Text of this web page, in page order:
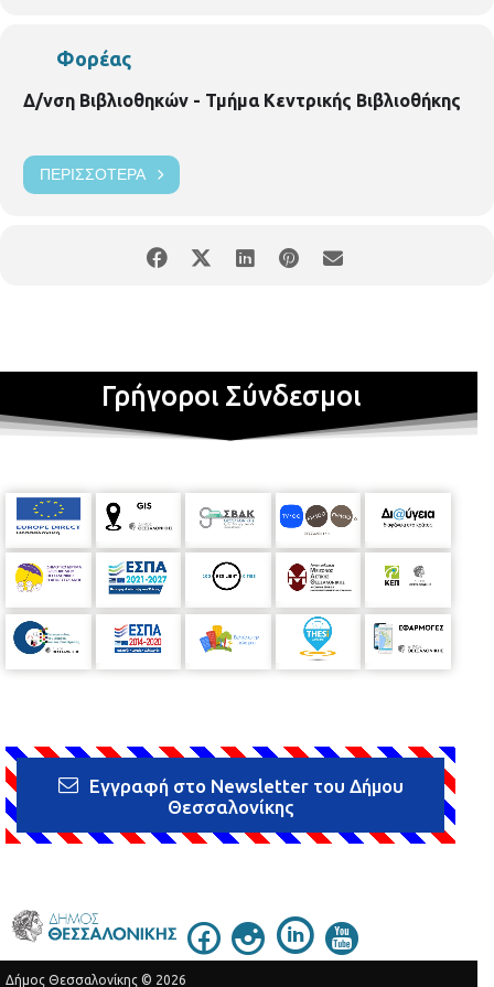
Φορέας
Δ/νση Βιβλιοθηκών - Τμήμα Κεντρικής Βιβλιοθήκης
ΠΕΡΙΣΣΌΤΕΡΑ
Γρήγοροι Σύνδεσμοι
Εγγραφή στο Newsletter του Δήμου
Θεσσαλονίκης
Δήμος Θεσσαλονίκης © 2026